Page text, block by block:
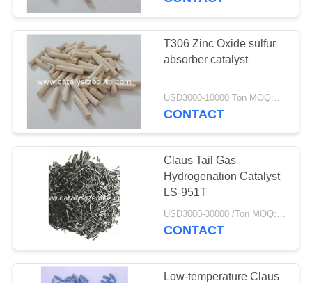
HỆ
CHÚNG
TÔI
TỨC
TRƯỜNG
SƠ
Zeolit ​​SAPO-34
Zeolit ​​TS-1
10
T306 Zinc Oxide sulfur
absorber catalyst
USD3000-10000 Ton MOQ:1 kg
CONTACT
Claus Tail Gas
Hydrogenation Catalyst
LS-951T
USD3000-30000 /Ton MOQ:1 kg
CONTACT
Low-temperature Claus